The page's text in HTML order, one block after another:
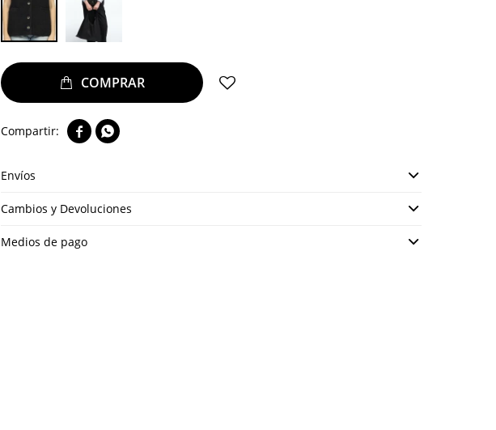
 
Envíos
Cambios y Devoluciones
Medios de pago